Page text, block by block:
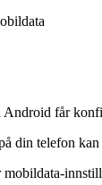
Android får
din telefon